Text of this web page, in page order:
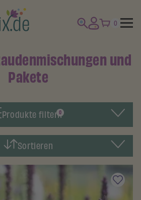
0
und
Pakete
Produkte filtern
0
Sortieren